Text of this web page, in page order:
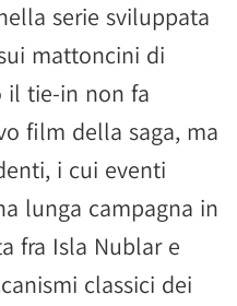
serie sviluppata
mattoncini di
il tie-in non fa
film della saga, ma
i cui eventi
lunga campagna in
fra Isla Nublar e
classici dei